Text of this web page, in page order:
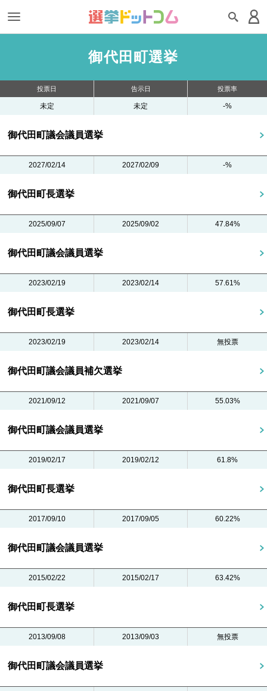
御代田町選挙
投票日 告示日 投票率
未定 未定 -%
御代田町議会議員選挙
2027/02/14 2027/02/09 -%
御代田町長選挙
2025/09/07 2025/09/02 47.84%
御代田町議会議員選挙
2023/02/19 2023/02/14 57.61%
御代田町長選挙
2023/02/19 2023/02/14 無投票
御代田町議会議員補欠選挙
2021/09/12 2021/09/07 55.03%
御代田町議会議員選挙
2019/02/17 2019/02/12 61.8%
御代田町長選挙
2017/09/10 2017/09/05 60.22%
御代田町議会議員選挙
2015/02/22 2015/02/17 63.42%
御代田町長選挙
2013/09/08 2013/09/03 無投票
御代田町議会議員選挙